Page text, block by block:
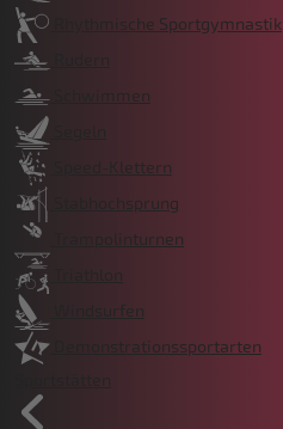
Rhythmische Sportgymnastik
Rudern
Schwimmen
Segeln
Speed-Klettern
Stabhochsprung
Trampolinturnen
Triathlon
Windsurfen
Demonstrationssportarten
Sportstätten